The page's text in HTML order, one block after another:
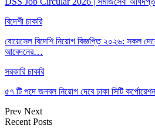
বিদেশী চাকরি
বোয়েসেল বিদেশি নিয়োগ বিজ্ঞপ্তি ২০২৬: সকল
আবেদনের…
সরকারি চাকরি
৫৭ টি পদে জনবল নিয়োগ দেবে ঢাকা সিটি কর্পোরেশন
Prev Next
Recent Posts